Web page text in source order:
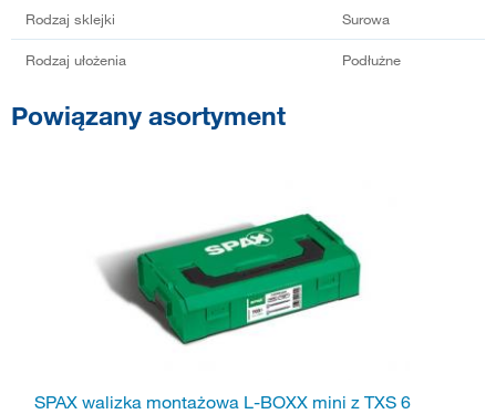
Rodzaj sklejki Surowa
Rodzaj ułożenia Podłużne
Powiązany asortyment
SPAX walizka montażowa L-BOXX mini z TXS 6